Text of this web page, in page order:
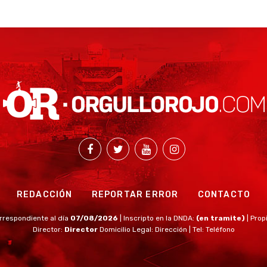
REDACCIÓN REPORTAR ERROR CONTACTO
al día 07/08/2026 | Inscripto en la DNDA: (en tramite)
|
Director: Director Domicilio Legal: Dirección | Tel: Teléfono